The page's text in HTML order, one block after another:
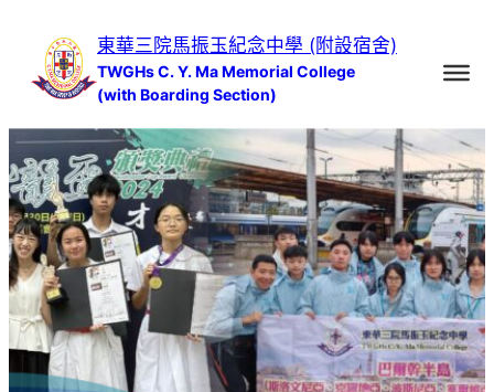
內
容
東華三院馬振玉紀念中學 (附設宿舍)
TWGHs C. Y. Ma Memorial College
(with Boarding Section)